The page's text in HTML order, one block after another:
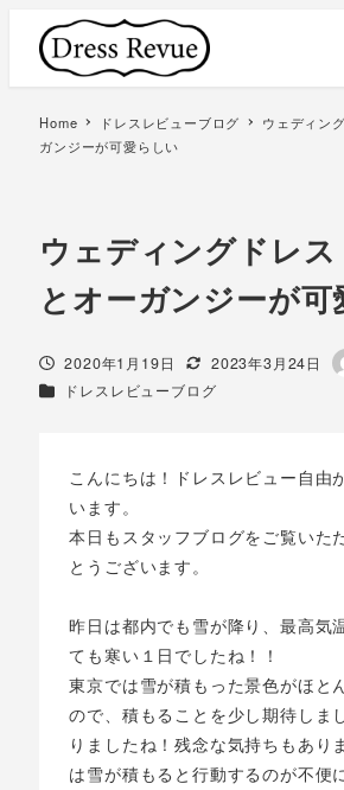
Home ドレスレビューブログ
ウェディン
ガンジーが可愛らしい
ウェディングドレ
とオーガンジーが可
投稿日
2020年1月19日 更新日
2023年3月24日
カテゴリー
ドレスレビューブログ
こんにちは！ドレスレビュー自由
います。
本日もスタッフブログをご覧いた
とうございます。
昨日は都内でも雪が降り、最高
ても寒い１日でしたね！！
東京では雪が積もった景色がほと
ので、積もることを少し期待しま
りましたね！残念な気持ちもあり
は雪が積もると行動するのが不便